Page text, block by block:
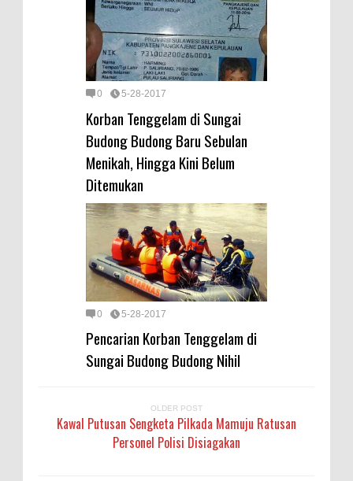
0 5-28-2017
Korban Tenggelam di Sungai
Budong Budong Baru Sebulan
Menikah, Hingga Kini Belum
Ditemukan
0 5-28-2017
Pencarian Korban Tenggelam di
Sungai Budong Budong Nihil
OLDER POST
Kawal Putusan Sengketa Pilkada Mamuju Ratusan
Personel Polisi Disiagakan